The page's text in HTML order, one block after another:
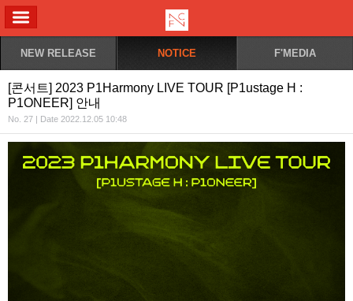
NEW RELEASE NOTICE F'MEDIA
[콘서트] 2023 P1Harmony LIVE TOUR [P1ustage H :
P1ONEER] 안내
No. 27 | Date 2022.12.05 10:48